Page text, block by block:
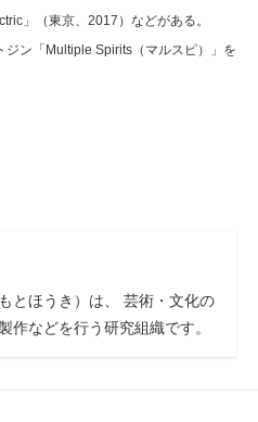
」（東京、2017）などがある。
ン「Multiple Spirits（マルスピ）」を
とほうき）は、 芸術・文化の
作などを行う研究組織です。